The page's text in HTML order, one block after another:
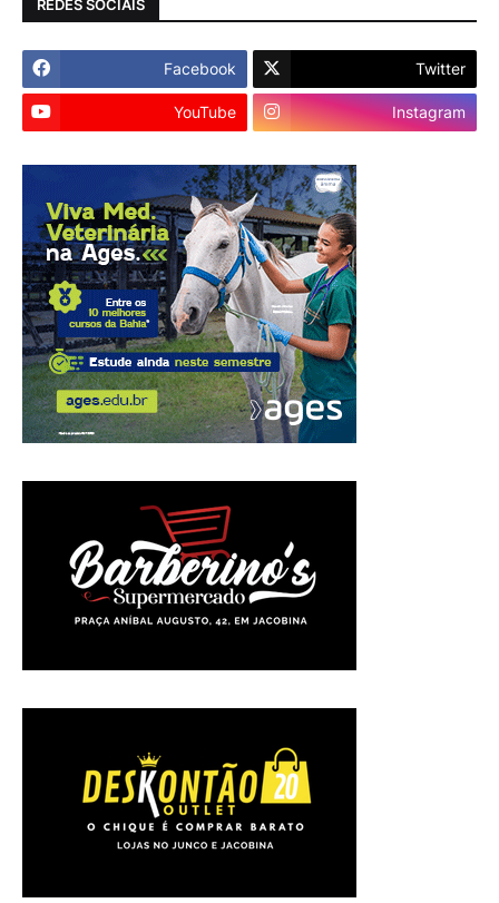
REDES SOCIAIS
Facebook Twitter
YouTube Instagram